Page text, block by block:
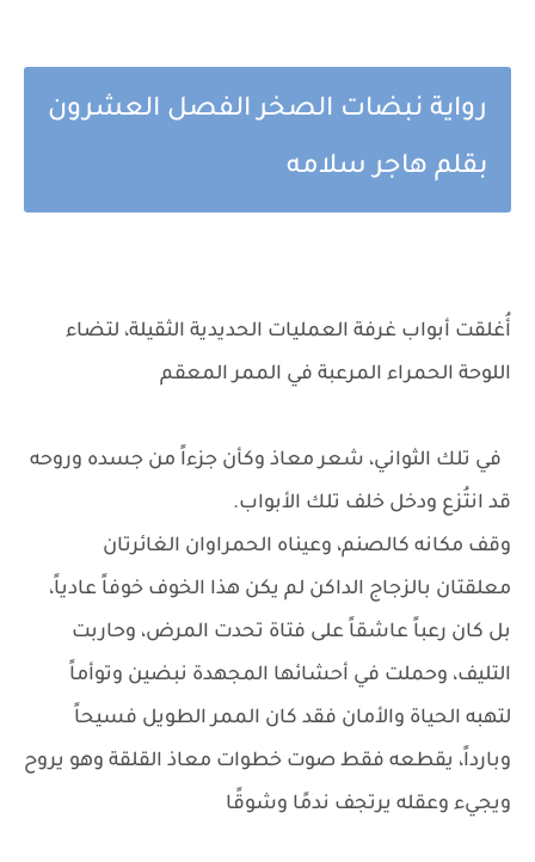
رواية نبضات الصخر الفصل العشرون
بقلم هاجر سلامه
أُغلقت أبواب غرفة العمليات الحديدية الثقيلة، لتضاء
اللوحة الحمراء المرعبة في الممر المعقم
في تلك الثواني، شعر معاذ وكأن جزءاً من جسده وروحه
قد انتُزع ودخل خلف تلك الأبواب.
وقف مكانه كالصنم، وعيناه الحمراوان الغائرتان
معلقتان بالزجاج الداكن لم يكن هذا الخوف خوفاً عادياً،
بل كان رعباً عاشقاً على فتاة تحدت المرض، وحاربت
التليف، وحملت في أحشائها المجهدة نبضين وتوأماً
لتهبه الحياة والأمان فقد كان الممر الطويل فسيحاً
وبارداً، يقطعه فقط صوت خطوات معاذ القلقة وهو يروح
ويجيء وعقله يرتجف ندمًا وشوقًا